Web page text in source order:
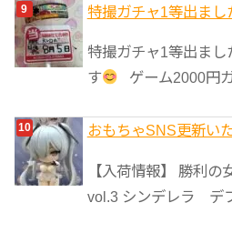
特撮ガチャ1等出まし
特撮ガチャ1等出まし
す
ゲーム2000円
おもちゃSNS更新い
【入荷情報】 勝利
vol.3 シンデレラ デ